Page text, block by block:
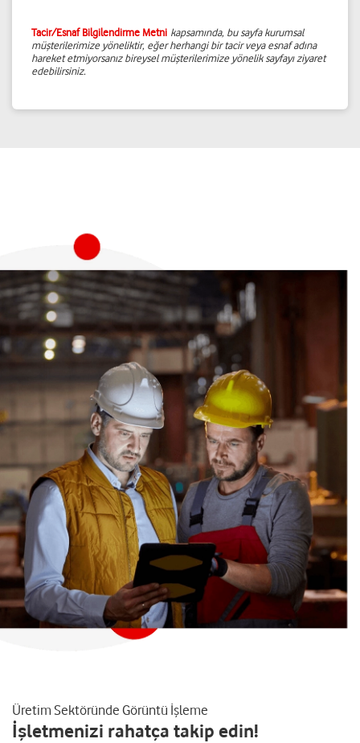
Tacir/Esnaf Bilgilendirme Metni kapsamında, bu sayfa kurumsal
müşterilerimize yöneliktir, eğer herhangi bir tacir veya esnaf adına
hareket etmiyorsanız bireysel müşterilerimize yönelik sayfayı ziyaret
edebilirsiniz.
Üretim Sektöründe Görüntü İşleme
İşletmenizi rahatça takip edin!